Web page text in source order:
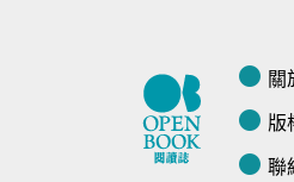
關
版
聯